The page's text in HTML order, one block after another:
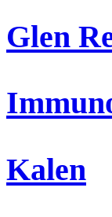
Glen
Kalen